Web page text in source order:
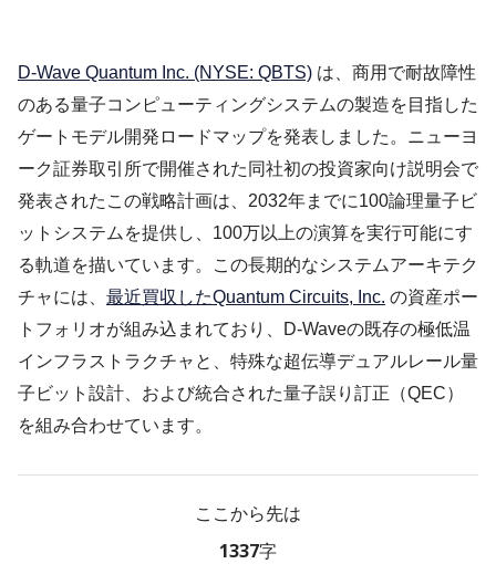
D-Wave Quantum Inc. (NYSE: QBTS) は、商用で耐故障性
のある量子コンピューティングシステムの製造を目指した
ゲートモデル開発ロードマップを発表しました。ニューヨ
ーク証券取引所で開催された同社初の投資家向け説明会で
発表されたこの戦略計画は、2032年までに100論理量子ビ
ットシステムを提供し、100万以上の演算を実行可能にす
る軌道を描いています。この長期的なシステムアーキテク
チャには、 最近買収したQuantum Circuits, Inc. の資産ポー
トフォリオが組み込まれており、D-Waveの既存の極低温
インフラストラクチャと、特殊な超伝導デュアルレール量
子ビット設計、および統合された量子誤り訂正（QEC）
を組み合わせています。
ここから先は
1337字